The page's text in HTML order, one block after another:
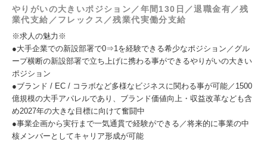
やりがいの大きいポジション／年間130日／退職金有／残
業代支給／フレックス／残業代実働分支給
※求人の魅力※
●大手企業での新設部署で0⇒1を経験できる希少なポジション／グル
ープ横断の新設部署で立ち上げに携わる事ができるやりがいの大きい
ポジション
●ブランド / EC / コラボなど多様なビジネスに関わる事が可能／1500
億規模の大手アパレルであり、ブランド価値向上・収益改革なども含
め2027年の大きな目標に向けて奮闘中
●事業企画から実行まで一気通貫で経験ができる／将来的に事業の中
核メンバーとしてキャリア形成が可能